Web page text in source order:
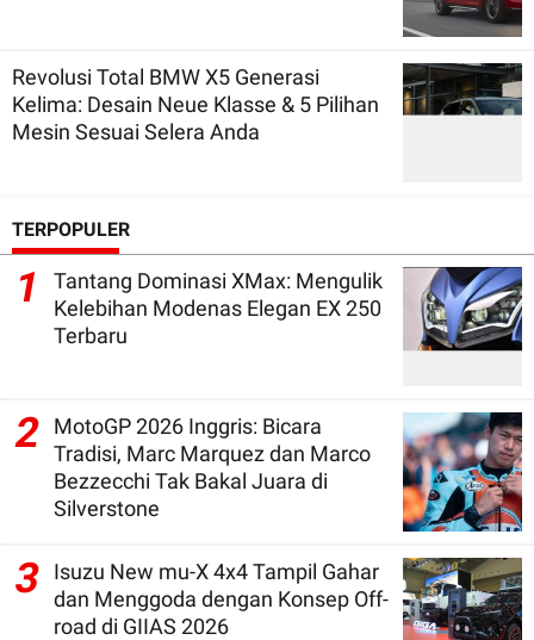
Revolusi Total BMW X5 Generasi
Kelima: Desain Neue Klasse & 5 Pilihan
Mesin Sesuai Selera Anda
TERPOPULER
1
Tantang Dominasi XMax: Mengulik
Kelebihan Modenas Elegan EX 250
Terbaru
2
MotoGP 2026 Inggris: Bicara
Tradisi, Marc Marquez dan Marco
Bezzecchi Tak Bakal Juara di
Silverstone
3
Isuzu New mu-X 4x4 Tampil Gahar
dan Menggoda dengan Konsep Off-
road di GIIAS 2026